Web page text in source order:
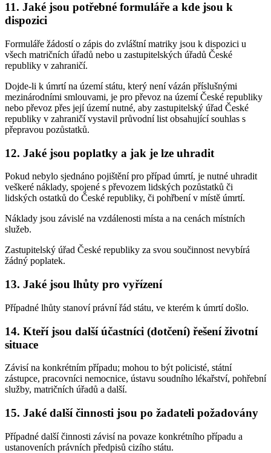
11. Jaké jsou potřebné formuláře a kde jsou k
dispozici
Formuláře žádostí o zápis do zvláštní matriky jsou k dispozici u
všech matričních úřadů nebo u zastupitelských úřadů České
republiky v zahraničí.
Dojde-li k úmrtí na území státu, který není vázán příslušnými
mezinárodními smlouvami, je pro převoz na území České republiky
nebo převoz přes její území nutné, aby zastupitelský úřad České
republiky v zahraničí vystavil průvodní list obsahující souhlas s
přepravou pozůstatků.
12. Jaké jsou poplatky a jak je lze uhradit
Pokud nebylo sjednáno pojištění pro případ úmrtí, je nutné uhradit
veškeré náklady, spojené s převozem lidských pozůstatků či
lidských ostatků do České republiky, či pohřbení v místě úmrtí.
Náklady jsou závislé na vzdálenosti místa a na cenách místních
služeb.
Zastupitelský úřad České republiky za svou součinnost nevybírá
žádný poplatek.
13. Jaké jsou lhůty pro vyřízení
Případné lhůty stanoví právní řád státu, ve kterém k úmrtí došlo.
14. Kteří jsou další účastníci (dotčení) řešení životní
situace
Závisí na konkrétním případu; mohou to být policisté, státní
zástupce, pracovníci nemocnice, ústavu soudního lékařství, pohřební
služby, matričních úřadů a další.
15. Jaké další činnosti jsou po žadateli požadovány
Případné další činnosti závisí na povaze konkrétního případu a
ustanoveních právních předpisů cizího státu.